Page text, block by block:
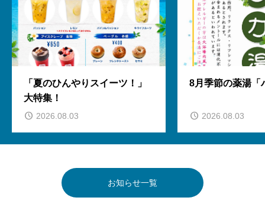
「夏のひんやりスイーツ！」
大特集！
2026.08.03
8月季節の薬湯「
2026.08.03
お知らせ一覧